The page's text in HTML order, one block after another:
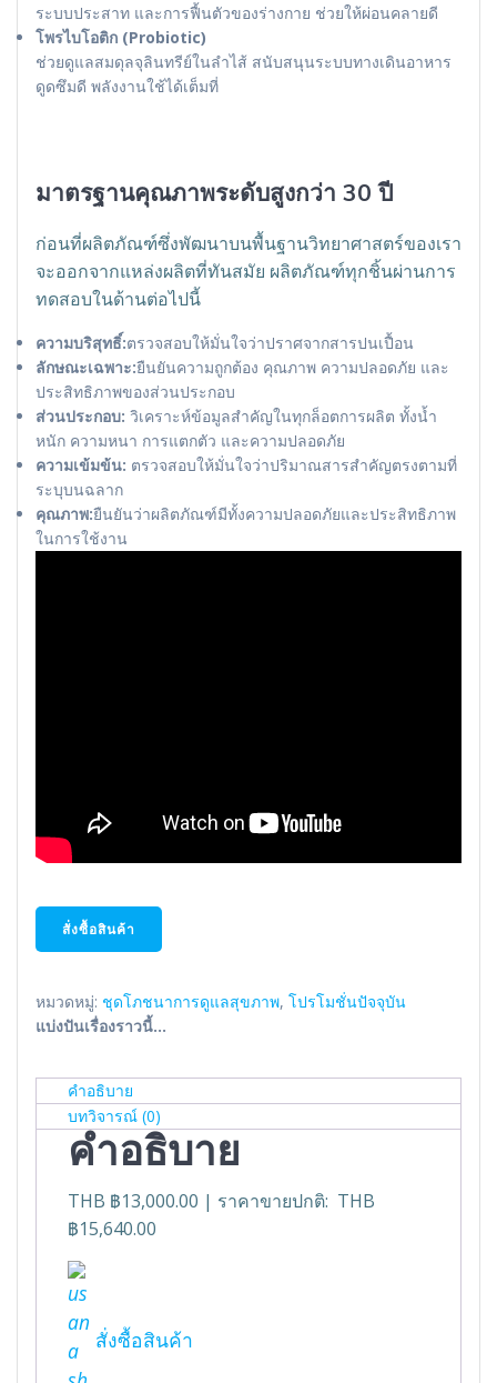
ระบบประสาท และการฟื้นตัวของร่างกาย ช่วยให้ผ่อนคลายดี
โพรไบโอติก (Probiotic)
ช่วยดูแลสมดุลจุลินทรีย์ในลำไส้ สนับสนุนระบบทางเดินอาหาร
ดูดซึมดี พลังงานใช้ได้เต็มที่
มาตรฐานคุณภาพระดับสูงกว่า 30 ปี
ก่อนที่ผลิตภัณฑ์ซึ่งพัฒนาบนพื้นฐานวิทยาศาสตร์ของเรา
จะออกจากแหล่งผลิตที่ทันสมัย ผลิตภัณฑ์ทุกชิ้นผ่านการ
ทดสอบในด้านต่อไปนี้
ความบริสุทธิ์:ตรวจสอบให้มั่นใจว่าปราศจากสารปนเปื้อน
ลักษณะเฉพาะ:ยืนยันความถูกต้อง คุณภาพ ความปลอดภัย และ
ประสิทธิภาพของส่วนประกอบ
ส่วนประกอบ: วิเคราะห์ข้อมูลสำคัญในทุกล็อตการผลิต ทั้งน้ำ
หนัก ความหนา การแตกตัว และความปลอดภัย
ความเข้มข้น: ตรวจสอบให้มั่นใจว่าปริมาณสารสำคัญตรงตามที่
ระบุบนฉลาก
คุณภาพ:ยืนยันว่าผลิตภัณฑ์มีทั้งความปลอดภัยและประสิทธิภาพ
ในการใช้งาน
สั่งซื้อสินค้า
หมวดหมู่: ชุดโภชนาการดูแลสุขภาพ, โปรโมชั่นปัจจุบัน
แบ่งปันเรื่องราวนี้...
คำอธิบาย
บทวิจารณ์ (0)
คำอธิบาย
THB ฿13,000.00 | ราคาขายปกติ: THB
฿15,640.00
สั่งซื้อสินค้า